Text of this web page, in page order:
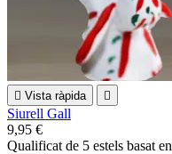
 Vista ràpida 
Siurell Gall
9,95 €
Qualificat de 5 estels basat en